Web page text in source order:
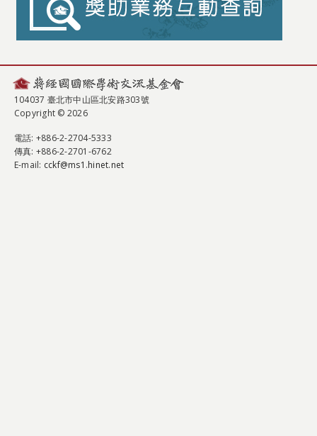
104037 臺北市中山區北安路303號
Copyright © 2026
電話: +886-2-2704-5333
傳真: +886-2-2701-6762
E-mail: cckf@ms1.hinet.net